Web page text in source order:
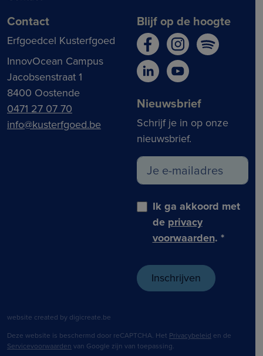
Contact
Erfgoedcel Kusterfgoed
InnovOcean Campus
Jacobsenstraat 1
8400 Oostende
0471 27 07 70
info@kusterfgoed.be
Blijf op de hoogte
Nieuwsbrief
Schrijf je in op onze
nieuwsbrief.
Ik ga akkoord met
de privacy
voorwaarden. *
website created by digicreate.be
Deze website is beschermd door reCAPTCHA. Het Privacybeleid en de
Servicevoorwaarden van Google zijn van toepassing.